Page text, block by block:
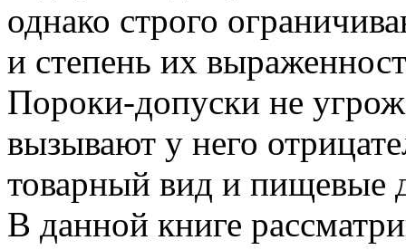
однако строго
и степень их
Пороки-допуски не
вызывают у него
товарный вид и пищевые
В данной книге